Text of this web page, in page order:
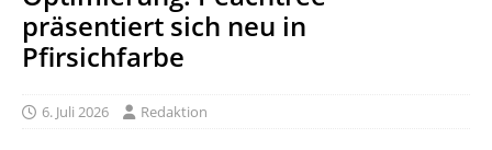
präsentiert sich neu in
Pfirsichfarbe
6. Juli 2026 Redaktion